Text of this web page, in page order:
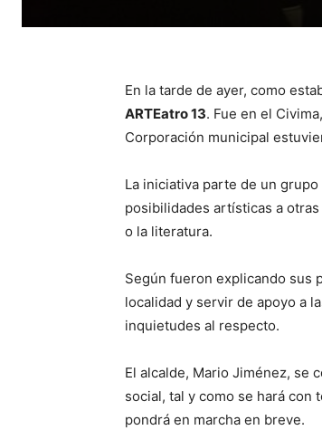
En la tarde de ayer, como
ARTEatro 13. Fue en el
Corporación municipal
La iniciativa parte de un
posibilidades artísticas a
o la literatura.
Según fueron explicando sus
localidad y servir de apoyo a
inquietudes al respecto.
El alcalde, Mario Jiménez, se
social, tal y como se hará con
pondrá en marcha en breve.